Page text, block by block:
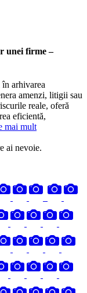
unei firme –
în arhivarea
amenzi, litigii sau
reale, oferă
eficientă,
mai mult
ai nevoie.